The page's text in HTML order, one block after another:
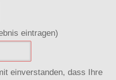
eintragen)
einverstanden, dass Ihre